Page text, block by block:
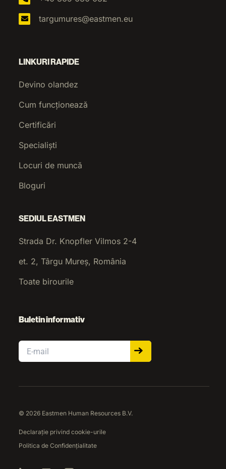
targumures@eastmen.eu
LINKURI RAPIDE
Devino olandez
Cum funcționează
Certificări
Specialiști
Locuri de muncă
Bloguri
SEDIUL EASTMEN
Strada Dr. Knopfler Vilmos 2-4
et. 2, Târgu Mureș, România
Toate birourile
Buletin informativ
Email
© 2026 Eastmen Human Resources B.V.
Declarație privind cookie-urile
Politica de Confidențialitate